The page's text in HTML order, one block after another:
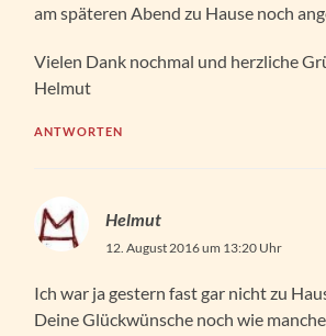
am späteren Abend zu Hause noch
Vielen Dank nochmal und herzliche
Helmut
ANTWORTEN
Helmut
12. August 2016 um 13:20 Uhr
Ich war ja gestern fast gar nicht zu
Deine Glückwünsche noch wie